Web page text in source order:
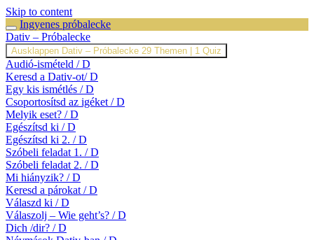
Skip to content
Ingyenes próbalecke
Dativ – Próbalecke
Ausklappen Dativ – Próbalecke 29 Themen 1 Quiz
Audió-ismételd / D
Keresd a Dativ-ot/ D
Egy kis ismétlés / D
Csoportosítsd az igéket / D
Melyik eset? / D
Egészítsd ki / D
Egészítsd ki 2. / D
Szóbeli feladat 1. / D
Szóbeli feladat 2. / D
Mi hiányzik? / D
Keresd a párokat / D
Válaszd ki / D
Válaszolj – Wie geht’s? / D
Dich /dir? / D